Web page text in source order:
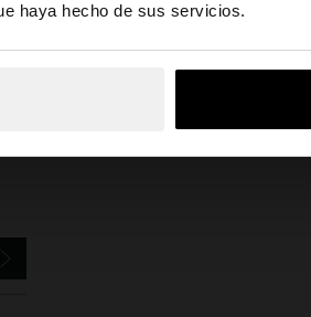
haya hecho de sus servicios.
No, continuar en la web de Mexico